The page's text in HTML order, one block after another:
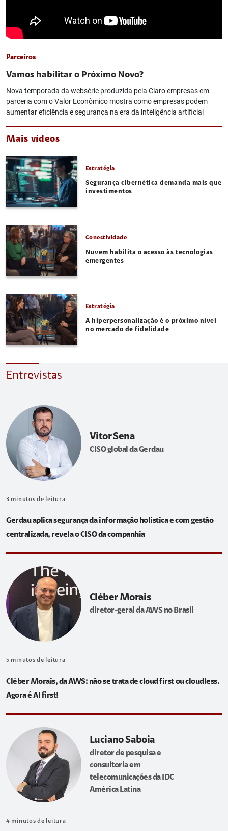
Parceiros
Vamos habilitar o Próximo Novo?
Nova temporada da websérie produzida pela Claro empresas em
parceria com o Valor Econômico mostra como empresas podem
aumentar eficiência e segurança na era da inteligência artificial
Mais vídeos
Estratégia
Segurança cibernética demanda mais que
investimentos
Conectividade
Nuvem habilita o acesso às tecnologias
emergentes
Estratégia
A hiperpersonalização é o próximo nível
no mercado de fidelidade
Entrevistas
Vitor Sena
CISO global da Gerdau
3 minutos de leitura
Gerdau aplica segurança da informação holística e com gestão
centralizada, revela o CISO da companhia
Cléber Morais
diretor-geral da AWS no Brasil
5 minutos de leitura
Cléber Morais, da AWS: não se trata de cloud first ou cloudless.
Agora é AI first!
Luciano Saboia
diretor de pesquisa e
consultoria em
telecomunicações da IDC
América Latina
4 minutos de leitura